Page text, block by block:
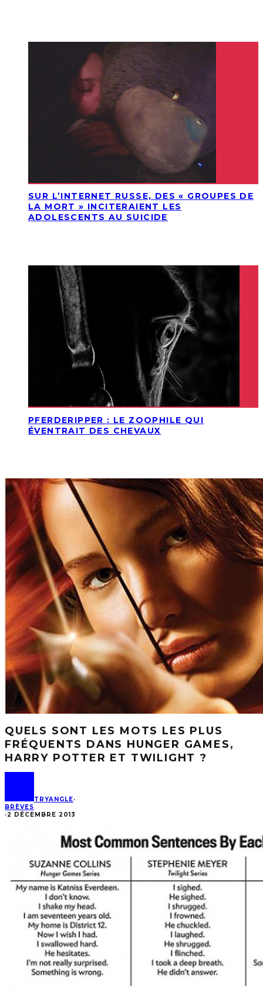
SUR L’INTERNET RUSSE, DES « GROUPES DE
LA MORT » INCITERAIENT LES
ADOLESCENTS AU SUICIDE
PFERDERIPPER : LE ZOOPHILE QUI
ÉVENTRAIT DES CHEVAUX
QUELS SONT LES MOTS LES PLUS
FRÉQUENTS DANS HUNGER GAMES,
HARRY POTTER ET TWILIGHT ?
TRYANGLE·
BRÈVES
·2 DÉCEMBRE 2013